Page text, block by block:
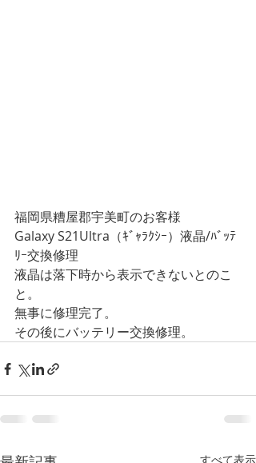
福岡県糟屋郡宇美町のお客様
Galaxy S21Ultra （ｷﾞｬﾗｸｼｰ）液晶/ﾊﾞｯﾃ
ﾘｰ交換修理
液晶は落下時から表示できないとのこ
と。
無事に修理完了。
その後にバッテリー交換修理。
すべて表示